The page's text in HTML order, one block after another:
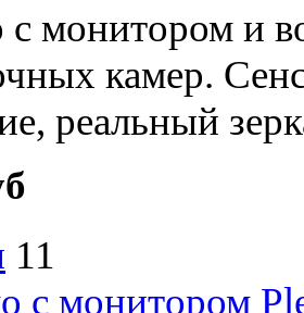
с монитором и
камер.
реальный
11